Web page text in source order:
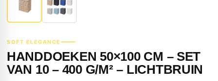
SOFT ELEGANCE
HANDDOEKEN 50×100 CM – SET
VAN 10 – 400 G/M² – LICHTBRUIN